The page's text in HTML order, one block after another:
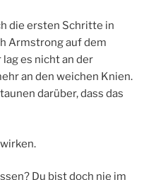
die ersten Schritte in
Armstrong auf dem
es nicht an der
an den weichen Knien.
darüber, dass das
Du bist doch nie im